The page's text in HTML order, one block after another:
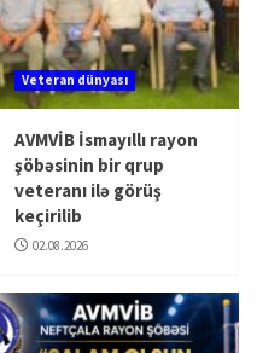
Veteran dünyası
AVMVİB İsmayıllı rayon
şöbəsinin bir qrup
veteranı ilə görüş
keçirilib
02.08.2026